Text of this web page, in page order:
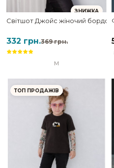
ЗНИЖКА
Світшот Джойс жіночий
369 грн.
332 грн.
M
ТОП ПРОДАЖІВ